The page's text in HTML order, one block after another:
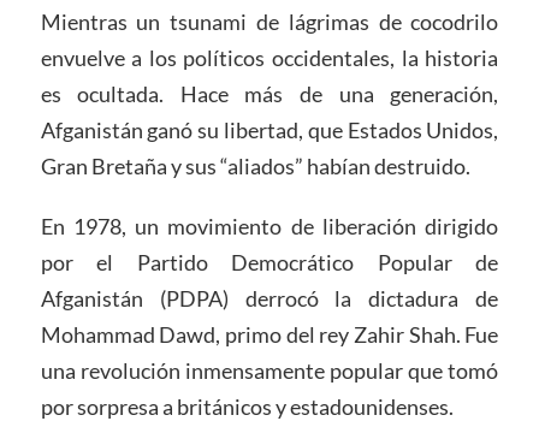
Mientras un tsunami de lágrimas de cocodrilo
envuelve a los políticos occidentales, la historia
es ocultada. Hace más de una generación,
Afganistán ganó su libertad, que Estados Unidos,
Gran Bretaña y sus “aliados” habían destruido.
En 1978, un movimiento de liberación dirigido
por el Partido Democrático Popular de
Afganistán (PDPA) derrocó la dictadura de
Mohammad Dawd, primo del rey Zahir Shah. Fue
una revolución inmensamente popular que tomó
por sorpresa a británicos y estadounidenses.